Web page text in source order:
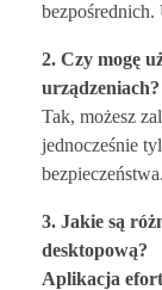
2. Czy mogę
urządzeniach?
Tak, możesz
jednocześnie
3. Jakie są
desktopową?
Aplikacja